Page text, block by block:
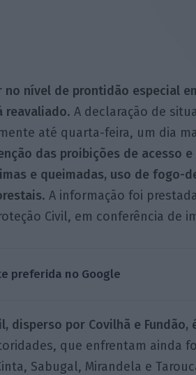
no nível de prontidão especial
reavaliado. A declaração de
até quarta-feira, um dia
das proibições de acesso
e queimadas, uso de fogo-
. A informação foi
Civil, em conferência de
preferida no Google
disperso por Covilhã e Fundão,
que enfrentam ainda
Sabugal, Mirandela e